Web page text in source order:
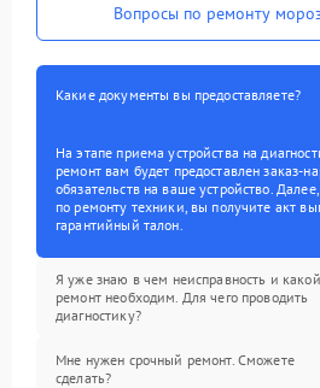
Вопросы по ремонту
Какие документы вы предоставляете?
На этапе приема устройства на
ремонт вам будет предоставлен заказ-
обязательств на ваше устройство.
по ремонту техники, вы получите акт
гарантийный талон.
Я уже знаю в чем неисправность и какой
ремонт необходим. Для чего проводить
диагностику?
Мне нужен срочный ремонт. Сможете
сделать?